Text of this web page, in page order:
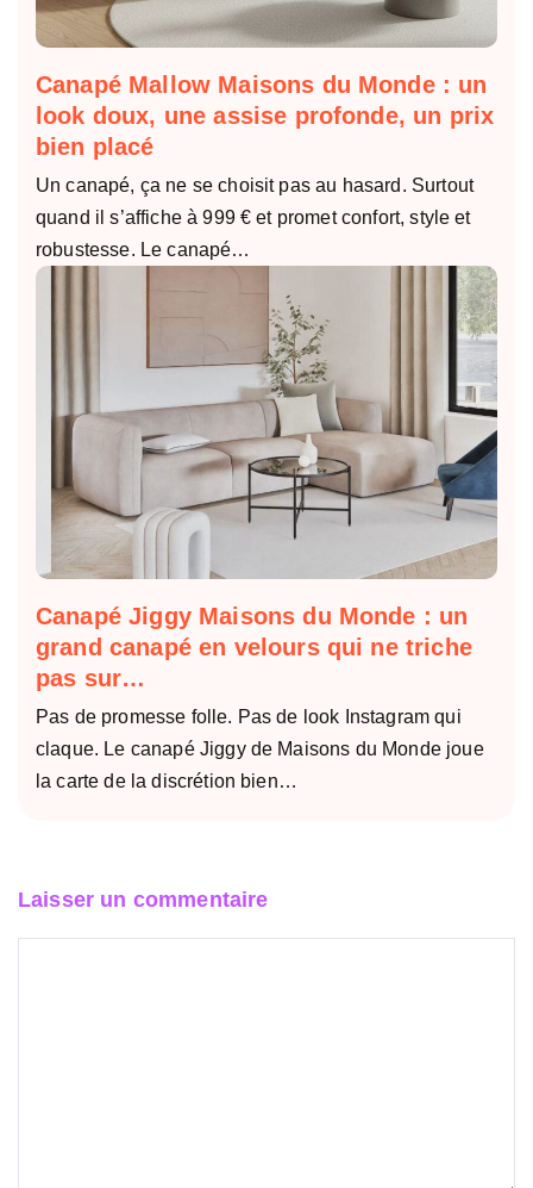
Canapé Mallow Maisons du Monde : un
look doux, une assise profonde, un prix
bien placé
Un canapé, ça ne se choisit pas au hasard. Surtout
quand il s’affiche à 999 € et promet confort, style et
robustesse. Le canapé…
Canapé Jiggy Maisons du Monde : un
grand canapé en velours qui ne triche
pas sur…
Pas de promesse folle. Pas de look Instagram qui
claque. Le canapé Jiggy de Maisons du Monde joue
la carte de la discrétion bien…
Laisser un commentaire